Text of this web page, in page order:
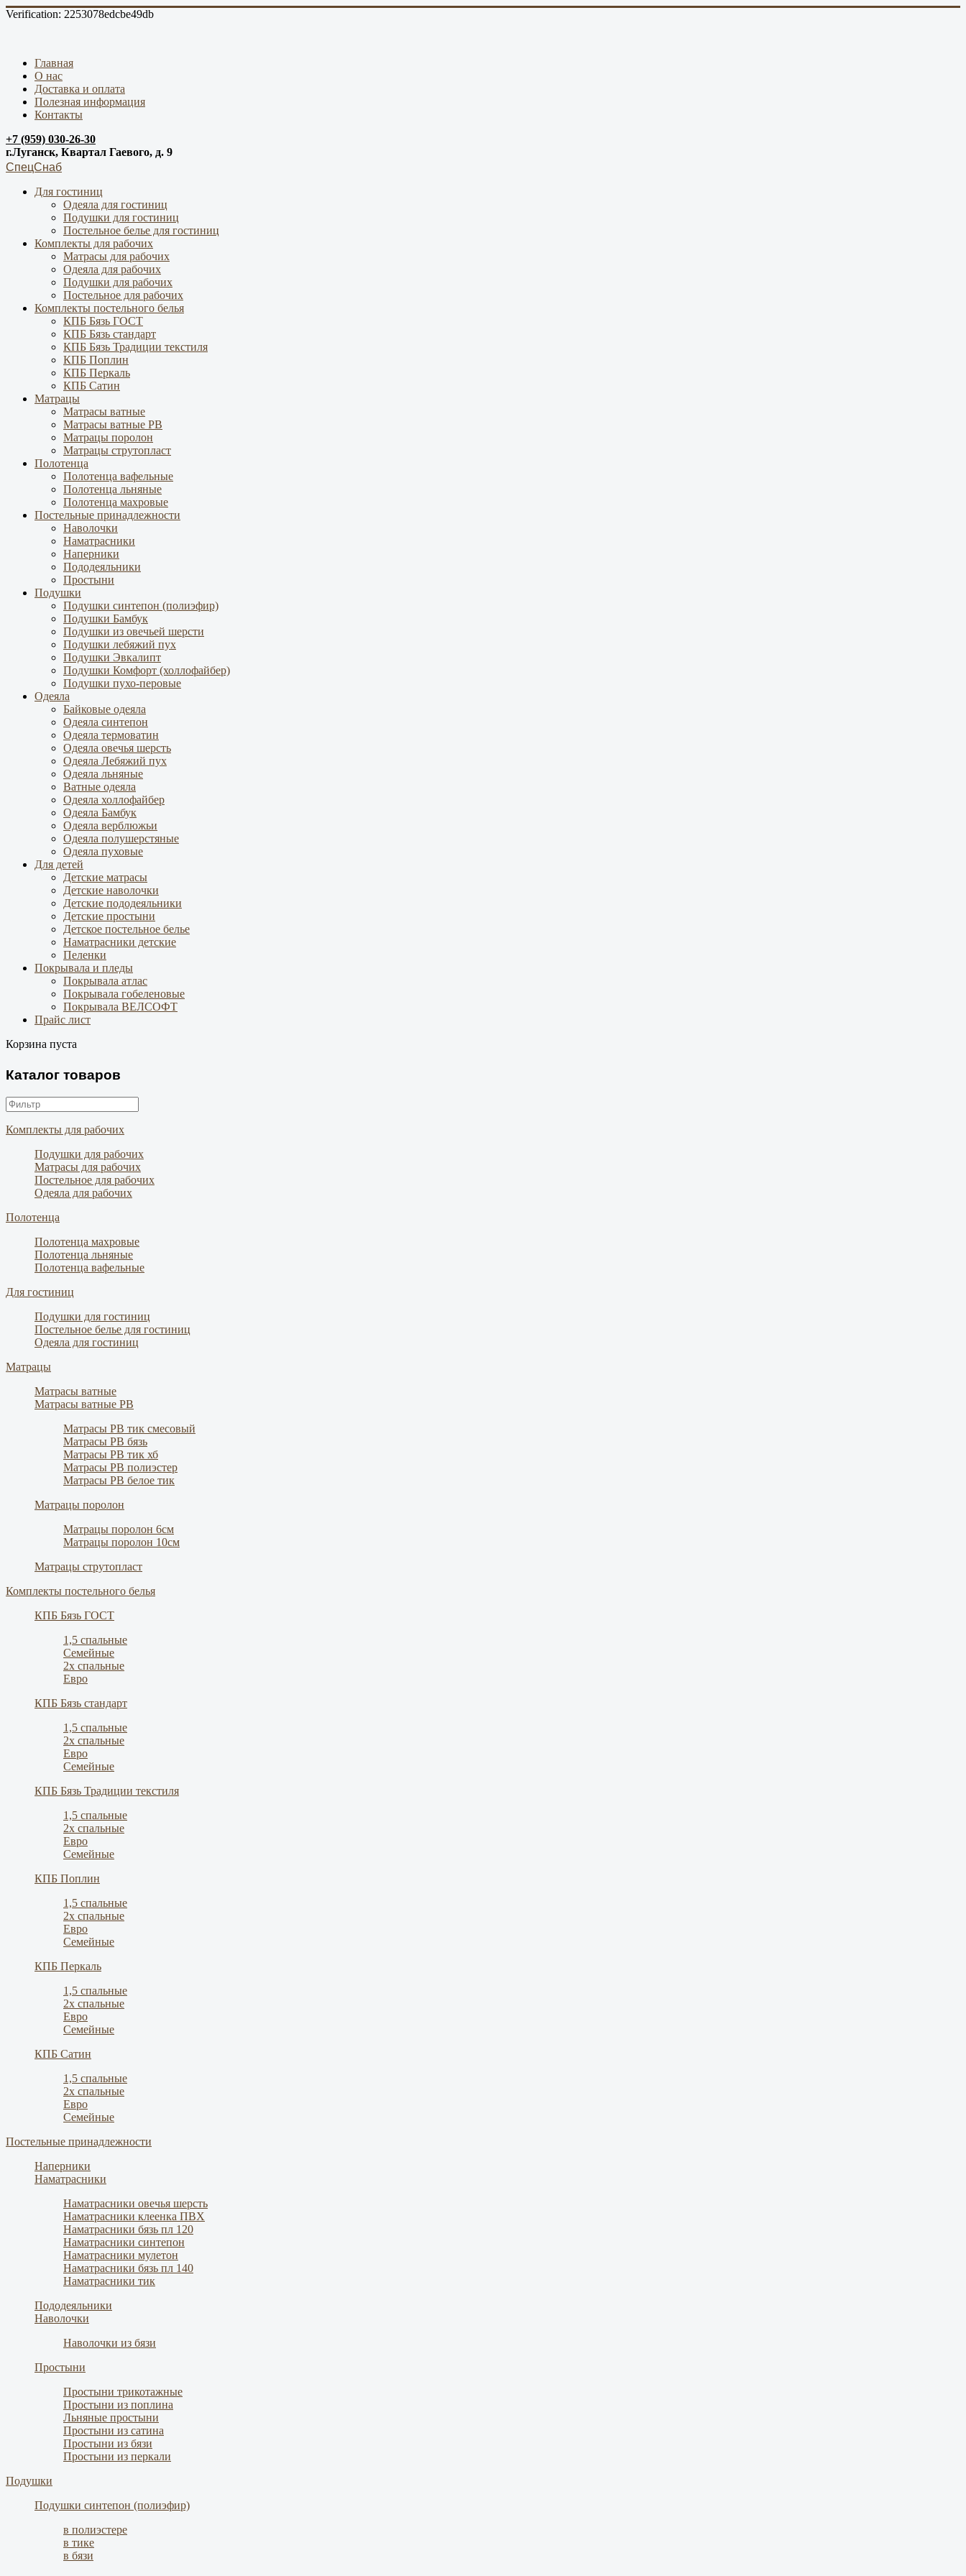
Verification: 2253078edcbe49db
Главная
О нас
Доставка и оплата
Полезная информация
Контакты
+7 (959) 030-26-30
г.Луганск, Квартал Гаевого, д. 9
СпецСнаб
Для гостиниц
Одеяла для гостиниц
Подушки для гостиниц
Постельное белье для гостиниц
Комплекты для рабочих
Матрасы для рабочих
Одеяла для рабочих
Подушки для рабочих
Постельное для рабочих
Комплекты постельного белья
КПБ Бязь ГОСТ
КПБ Бязь стандарт
КПБ Бязь Традиции текстиля
КПБ Поплин
КПБ Перкаль
КПБ Сатин
Матрацы
Матрасы ватные
Матрасы ватные РВ
Матрацы поролон
Матрацы струтопласт
Полотенца
Полотенца вафельные
Полотенца льняные
Полотенца махровые
Постельные принадлежности
Наволочки
Наматрасники
Наперники
Пододеяльники
Простыни
Подушки
Подушки синтепон (полиэфир)
Подушки Бамбук
Подушки из овечьей шерсти
Подушки лебяжий пух
Подушки Эвкалипт
Подушки Комфорт (холлофайбер)
Подушки пухо-перовые
Одеяла
Байковые одеяла
Одеяла синтепон
Одеяла термоватин
Одеяла овечья шерсть
Одеяла Лебяжий пух
Одеяла льняные
Ватные одеяла
Одеяла холлофайбер
Одеяла Бамбук
Одеяла верблюжьи
Одеяла полушерстяные
Одеяла пуховые
Для детей
Детские матрасы
Детские наволочки
Детские пододеяльники
Детские простыни
Детское постельное белье
Наматрасники детские
Пеленки
Покрывала и пледы
Покрывала атлас
Покрывала гобеленовые
Покрывала ВЕЛСОФТ
Прайс лист
Корзина пуста
Каталог товаров
Комплекты для рабочих
Подушки для рабочих
Матрасы для рабочих
Постельное для рабочих
Одеяла для рабочих
Полотенца
Полотенца махровые
Полотенца льняные
Полотенца вафельные
Для гостиниц
Подушки для гостиниц
Постельное белье для гостиниц
Одеяла для гостиниц
Матрацы
Матрасы ватные
Матрасы ватные РВ
Матрасы РВ тик смесовый
Матрасы РВ бязь
Матрасы РВ тик хб
Матрасы РВ полиэстер
Матрасы РВ белое тик
Матрацы поролон
Матрацы поролон 6см
Матрацы поролон 10см
Матрацы струтопласт
Комплекты постельного белья
КПБ Бязь ГОСТ
1,5 спальные
Семейные
2х спальные
Евро
КПБ Бязь стандарт
1,5 спальные
2х спальные
Евро
Семейные
КПБ Бязь Традиции текстиля
1,5 спальные
2х спальные
Евро
Семейные
КПБ Поплин
1,5 спальные
2х спальные
Евро
Семейные
КПБ Перкаль
1,5 спальные
2х спальные
Евро
Семейные
КПБ Сатин
1,5 спальные
2х спальные
Евро
Семейные
Постельные принадлежности
Наперники
Наматрасники
Наматрасники овечья шерсть
Наматрасники клеенка ПВХ
Наматрасники бязь пл 120
Наматрасники синтепон
Наматрасники мулетон
Наматрасники бязь пл 140
Наматрасники тик
Пододеяльники
Наволочки
Наволочки из бязи
Простыни
Простыни трикотажные
Простыни из поплина
Льняные простыни
Простыни из сатина
Простыни из бязи
Простыни из перкали
Подушки
Подушки синтепон (полиэфир)
в полиэстере
в тике
в бязи